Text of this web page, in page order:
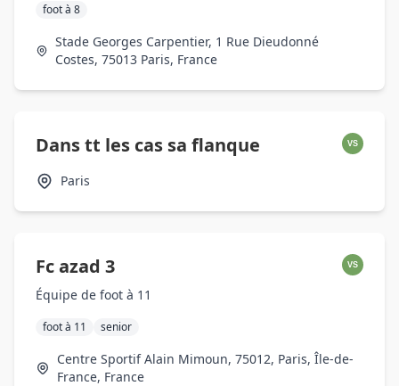
foot à 8
Stade Georges Carpentier, 1 Rue Dieudonné
Costes, 75013 Paris, France
Dans tt les cas sa flanque VS
Paris
Fc azad 3 VS
Équipe de foot à 11
foot à 11 senior
Centre Sportif Alain Mimoun, 75012, Paris, Île-de-
France, France